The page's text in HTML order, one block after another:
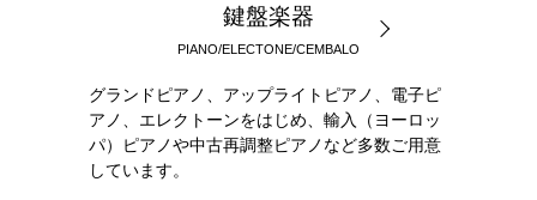
鍵盤楽器
PIANO/ELECTONE/CEMBALO
グランドピアノ、アップライトピアノ、電子ピ
アノ、エレクトーンをはじめ、輸入（ヨーロッ
パ）ピアノや中古再調整ピアノなど多数ご用意
しています。